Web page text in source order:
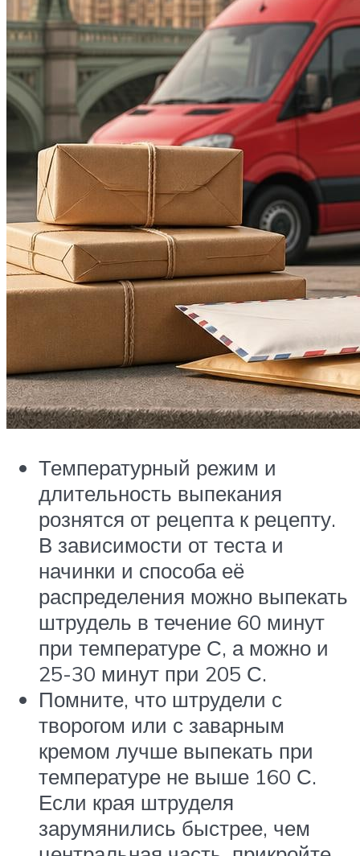
Температурный режим и
длительность выпекания
рознятся от рецепта к рецепту.
В зависимости от теста и
начинки и способа её
распределения можно выпекать
штрудель в течение 60 минут
при температуре С, а можно и
25-30 минут при 205 С.
Помните, что штрудели с
творогом или с заварным
кремом лучше выпекать при
температуре не выше 160 С.
Если края штруделя
зарумянились быстрее, чем